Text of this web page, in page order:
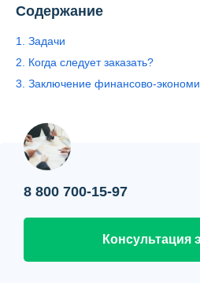
Вопрос-ответ
О нас
Содержание
1. Задачи
2. Когда следует заказать?
3. Заключение финансово-
8 800 700-15-97
Консультация